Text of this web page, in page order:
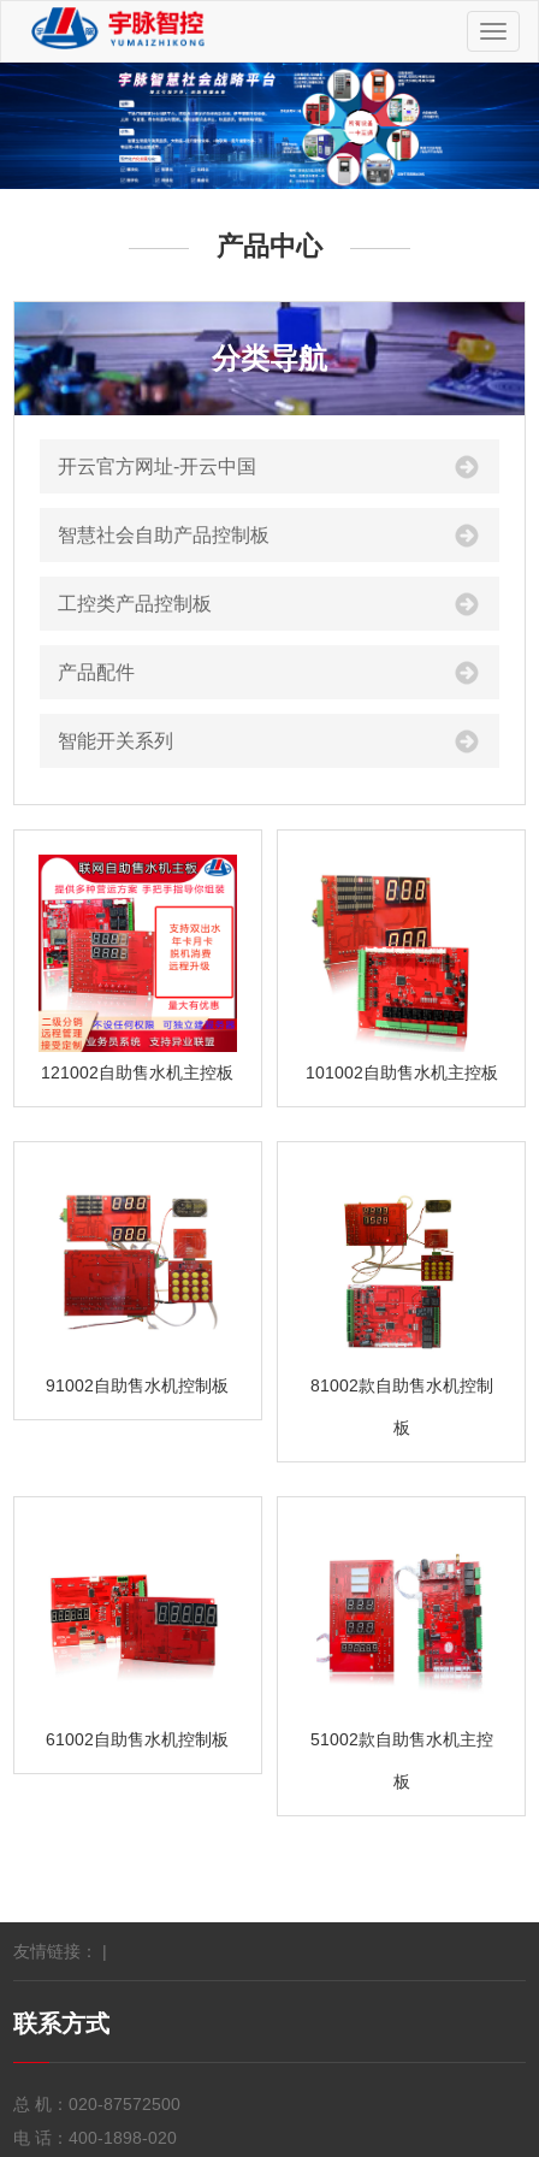
切
换
航
产品中心
分类导航
开云官方网址-开云中国
智慧社会自助产品控制板
工控类产品控制板
产品配件
智能开关系列
121002自助售水机主控板 101002自助售水机主控板
91002自助售水机控制板 81002款自助售水机控制
板
61002自助售水机控制板 51002款自助售水机主控
板
友情链接： |
联系方式
总 机：020-87572500
电 话：400-1898-020